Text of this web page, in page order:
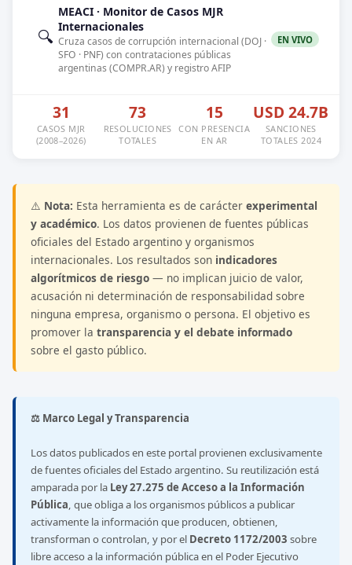
🔍
MEACI · Monitor de Casos MJR
Internacionales
Cruza casos de corrupción internacional (DOJ ·
SFO · PNF) con contrataciones públicas
argentinas (COMPR.AR) y registro AFIP
EN VIVO
31
CASOS MJR
(2008–2026)
73
RESOLUCIONES
TOTALES
15
CON PRESENCIA
EN AR
USD 24.7B
SANCIONES
TOTALES 2024
⚠️ Nota: Esta herramienta es de carácterexperimental
y académico. Los datos provienen de fuentes públicas
oficiales del Estado argentino y organismos
internacionales. Los resultados son indicadores
algorítmicos de riesgo — no implican juicio de valor,
acusación ni determinación de responsabilidad sobre
ninguna empresa, organismo o persona. El objetivo es
promover latransparencia y el debate informado
sobre el gasto público.
⚖️ Marco Legal y Transparencia
Los datos publicados en este portal provienen exclusivamente
de fuentes oficiales del Estado argentino. Su reutilización está
amparada por la Ley 27.275 de Acceso a la Información
Pública, que obliga a los organismos públicos a publicar
activamente la información que producen, obtienen,
transforman o controlan, y por el Decreto 1172/2003 sobre
libre acceso a la información pública en el Poder Ejecutivo